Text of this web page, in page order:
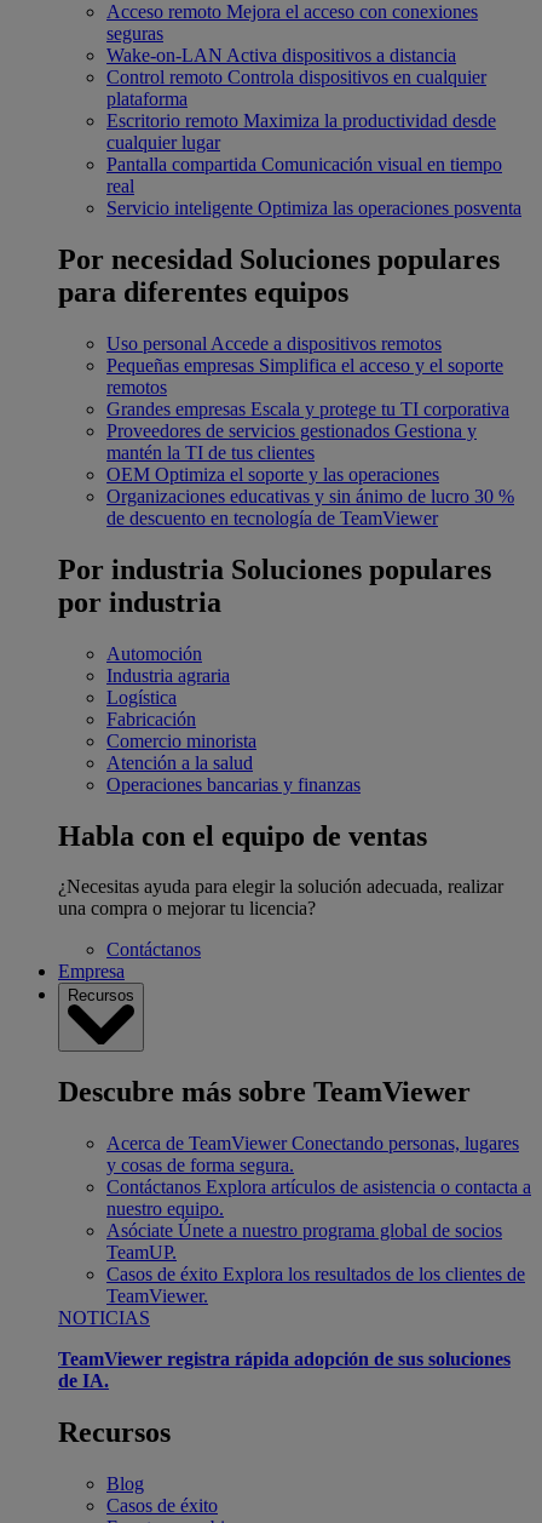
Acceso remoto Mejora el acceso con conexiones
seguras
Wake-on-LAN Activa dispositivos a distancia
Control remoto Controla dispositivos en cualquier
plataforma
Escritorio remoto Maximiza la productividad desde
cualquier lugar
Pantalla compartida Comunicación visual en tiempo
real
Servicio inteligente Optimiza las operaciones posventa
Por necesidad Soluciones populares
para diferentes equipos
Uso personal Accede a dispositivos remotos
Pequeñas empresas Simplifica el acceso y el soporte
remotos
Grandes empresas Escala y protege tu TI corporativa
Proveedores de servicios gestionados Gestiona y
mantén la TI de tus clientes
OEM Optimiza el soporte y las operaciones
Organizaciones educativas y sin ánimo de lucro 30 %
de descuento en tecnología de TeamViewer
Por industria Soluciones populares
por industria
Automoción
Industria agraria
Logística
Fabricación
Comercio minorista
Atención a la salud
Operaciones bancarias y finanzas
Habla con el equipo de ventas
¿Necesitas ayuda para elegir la solución adecuada, realizar
una compra o mejorar tu licencia?
Contáctanos
Empresa
Recursos
Descubre más sobre TeamViewer
Acerca de TeamViewer Conectando personas, lugares
y cosas de forma segura.
Contáctanos Explora artículos de asistencia o contacta a
nuestro equipo.
Asóciate Únete a nuestro programa global de socios
TeamUP.
Casos de éxito Explora los resultados de los clientes de
TeamViewer.
NOTICIAS
TeamViewer registra rápida adopción de sus soluciones
de IA.
Recursos
Blog
Casos de éxito